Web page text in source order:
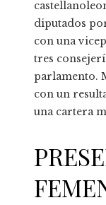
diputados
con una
tres
parlamento.
con un
una cartera